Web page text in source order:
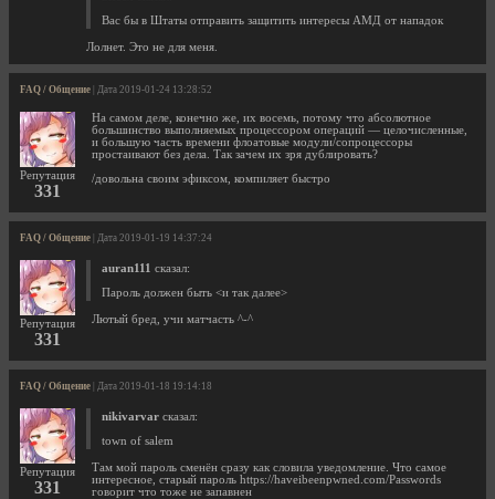
Вас бы в Штаты отправить защитить интересы АМД от нападок
Лолнет. Это не для меня.
FAQ / Общение | Дата 2019-01-24 13:28:52
Репутация
331
На самом деле, конечно же, их восемь, потому что абсолютное
большинство выполняемых процессором операций — целочисленные,
и большую часть времени флоатовые модули/сопроцессоры
простаивают без дела. Так зачем их зря дублировать?
/довольна своим эфиксом, компиляет быстро
FAQ / Общение | Дата 2019-01-19 14:37:24
Репутация
331
auran111 сказал:
Пароль должен быть <и так далее>
Лютый бред, учи матчасть ^-^
FAQ / Общение | Дата 2019-01-18 19:14:18
Репутация
331
nikivarvar сказал:
town of salem
Там мой пароль сменён сразу как словила уведомление. Что самое
интересное, старый пароль https://haveibeenpwned.com/Passwords
говорит что тоже не запавнен